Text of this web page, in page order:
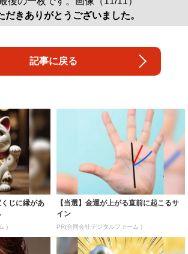
だきありがとうございました。
記事に戻る
じに縁があ
)
【当選】金運が上がる直前に起こるサ
イン
PR(合同会社デジタルファーム )